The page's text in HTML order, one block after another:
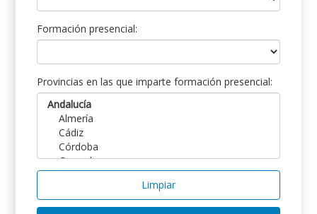
Formación presencial:
Provincias en las que imparte formación presencial:
Limpiar